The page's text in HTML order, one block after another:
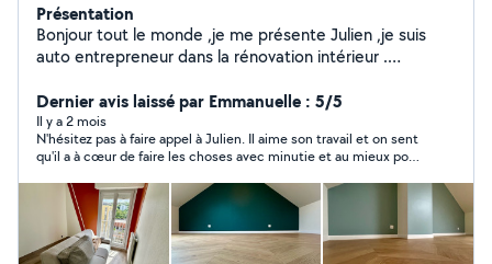
Présentation
Bonjour tout le monde ,je me présente Julien ,je suis
auto entrepreneur dans la rénovation intérieur .
parquet,peinture,enduit papier peint ect .. .je suis de
Dijon . Ma mission sublimer votre intérieur. Hésitez pas à
me contacter.je fonctionne généralement par forfait.si
vous voulez en savoir plus sur mes activités,j'ai un
compte Facebook pro (Julien Adeline ) . Je vise
principalement la qualité que la quantité.
Dernier avis laissé par Emmanuelle : 5/5
Il y a 2 mois
N'hésitez pas à faire appel à Julien. Il aime son travail et on sent
qu'il a à cœur de faire les choses avec minutie et au mieux pour
son client pour qu'il se sente au mieux chez lui après son
passage. De plus il est très sympathique. Top.